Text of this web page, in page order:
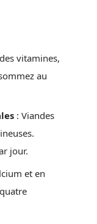
vitamines,
au
: Viandes
jour.
et en